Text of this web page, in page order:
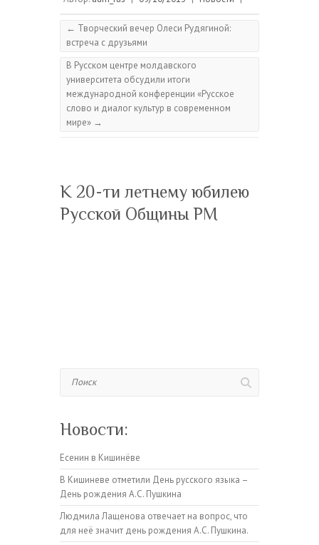
← Творческий вечер Олеси Рудягиной:
встреча с друзьями
В Русском центре молдавского
университета обсудили итоги
международной конференции «Русское
слово и диалог культур в современном
мире» →
К 20-ти летнему юбилею
Русской Общины РМ
Новости:
Есенин в Кишинёве
В Кишиневе отметили День русского языка –
День рождения А.С. Пушкина
Людмила Лащенова отвечает на вопрос, что
для неё значит день рождения А.С. Пушкина.